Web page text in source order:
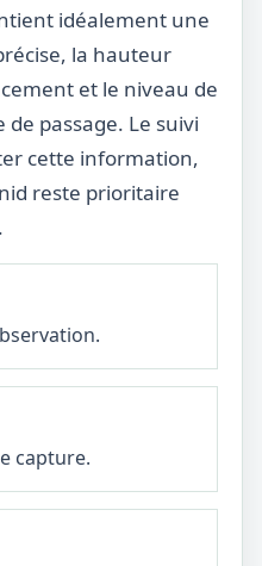
idéalement une
la hauteur
et le niveau de
passage. Le suivi
cette information,
reste prioritaire
capture.